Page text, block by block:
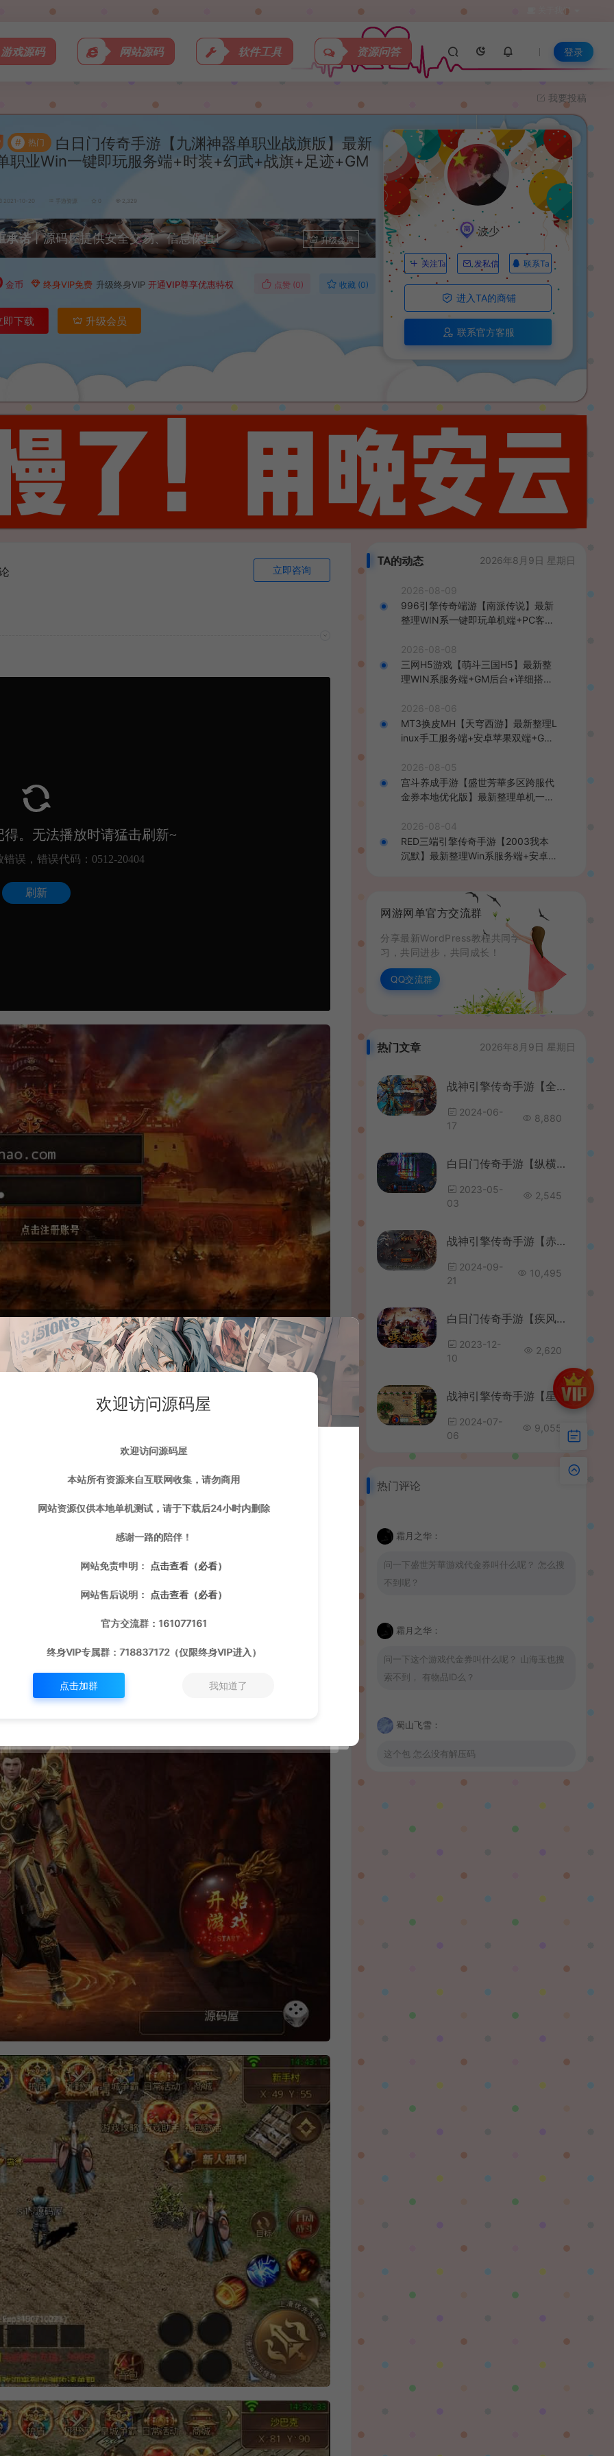
关于我们
游戏源码 网站源码 软件工具 资源问答 登录
我要投稿
# 热门
白日门传奇手游【九渊神器单职业战旗版】最新
职业Win一键即玩服务端+时装+幻武+战旗+足迹+GM
2021-10-20 手游资源 0 2,329
承诺丨源码屋提供安全交易、信息保真! 升级会员
金币 终身VIP免费 升级终身VIP 开通VIP尊享优惠特权 点赞 (0) 收藏 (0)
即下载 升级会员
波少
关注Ta 发私信 联系Ta
进入TA的商铺
联系官方客服
立即咨询
TA的动态 2026年8月9日 星期日
2026-08-09
996引擎传奇端游【南派传说】最新
整理WIN系一键即玩单机端+PC客户
2026-08-08
三网H5游戏【萌斗三国H5】最新整
理WIN系服务端+GM后台+详细搭建
2026-08-06
MT3换皮MH【天穹西游】最新整理L
inux手工服务端+安卓苹果双端+GM
教程
2026-08-05
宫斗养成手游【盛世芳華多区跨服代
金券本地优化版】最新整理单机一键
后台+安卓+详细搭建教程
2026-08-04
RED三端引擎传奇手游【2003我本
沉默】最新整理Win系服务端+安卓苹
网游网单官方交流群
分享最新WordPress教程共同学
习，共同进步，共同成长！
QQ交流群
热门文章 2026年8月9日 星期日
战神引擎传奇手游【全新决战沙城三职业-白猪3.1】最新整理Win系服务端+安卓苹果双端+GM授权后台+详细搭建教程
2024-06-
17
8,880
白日门传奇手游【纵横单职业修改版】最新整理WIN系商业服务端+安卓+GM工具+详细搭建教程
2023-05-
03
2,545
战神引擎传奇手游【赤焰沉默】最新整理WIN系复古服务端+安卓苹果双端+GM授权物品后台+详细搭建教程
2024-09-
21
10,495
白日门传奇手游【疾风剑魂】最新整理Win一键即玩服务端+安卓+GM后台+详细搭建教程
2023-12-
10
2,620
战神引擎传奇手游【星魂传说新UI修复版】最新整理Win系服务端+安卓苹果双端+GM授权后台+详细搭建教程
2024-07-
06
9,055
热门评论
霜月之华：
问一下盛世芳華游戏代金券叫什么呢？ 怎么搜
不到呢？
霜月之华：
问一下这个游戏代金券叫什么呢？ 山海玉也搜
索不到， 有物品ID么？
蜀山飞雪：
这个包 怎么没有解压码
山海玉
欢迎访问源码屋
欢迎访问源码屋
本站所有资源来自互联网收集，请勿商用
网站资源仅供本地单机测试，请于下载后24小时内删除
感谢一路的陪伴！
网站免责申明： 点击查看（必看）
网站售后说明： 点击查看（必看）
官方交流群：161077161
终身VIP专属群：718837172（仅限终身VIP进入）
点击加群 我知道了